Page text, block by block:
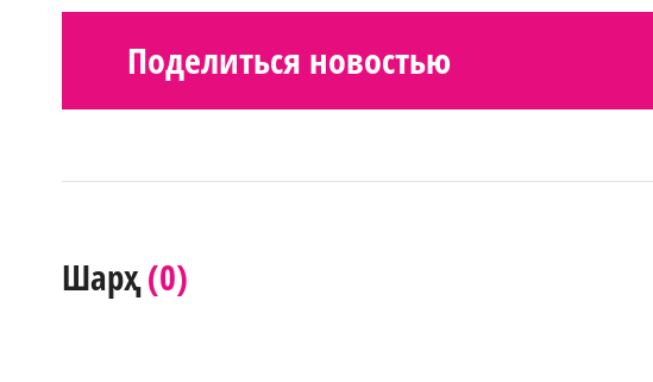
Поделиться новостью
Шарҳ(0)